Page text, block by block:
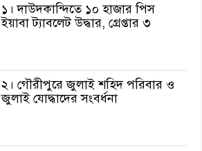
১। দাউদকান্দিতে ১০ হাজার পিস
ইয়াবা ট্যাবলেট উদ্ধার, গ্রেপ্তার ৩
২। গৌরীপুরে জুলাই শহিদ পরিবার ও
জুলাই যোদ্ধাদের সংবর্ধনা